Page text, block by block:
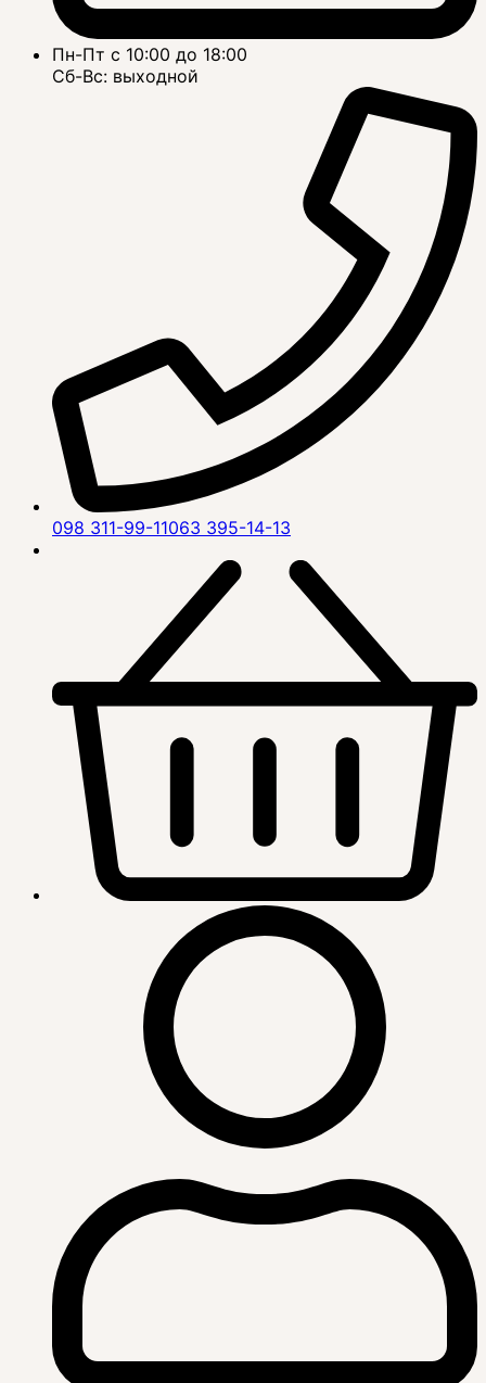
Пн-Пт с 10:00 до 18:00
Сб-Вс: выходной
098 311-99-11063 395-14-13